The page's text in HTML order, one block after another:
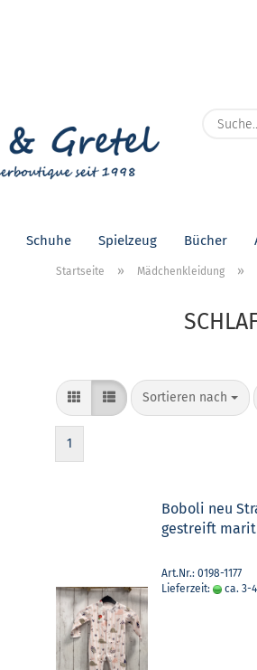
Schuhe Spielzeug Bücher
Startseite » Mädchenkleidung »
Sortieren nach
Sortieren nach
1
Bobo­li neu
ge­streift
Art.Nr.: 0198-1177
Lieferzeit:
ca. 3-